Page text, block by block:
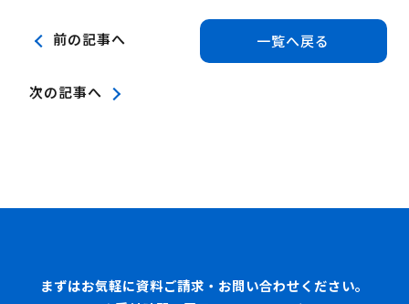
前の記事へ
次の記事へ
一覧へ戻る
まずはお気軽に資料ご請求・お問い合わせください。